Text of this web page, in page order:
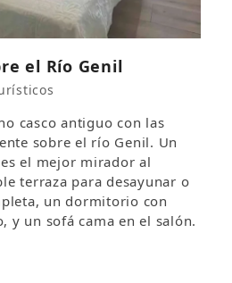
el Río Genil
casco antiguo con las
sobre el río Genil. Un
el mejor mirador al
terraza para desayunar o
un dormitorio con
y un sofá cama en el salón.